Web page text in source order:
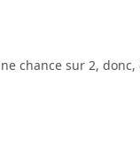
chance sur 2,